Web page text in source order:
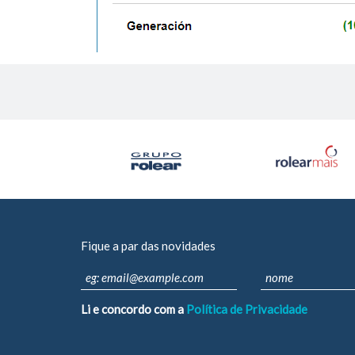
Fique a par das novidades
Li e concordo com a Política de Privacidade